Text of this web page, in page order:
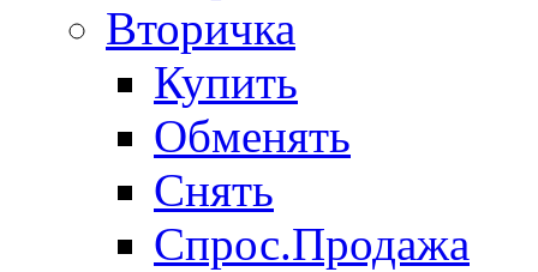
Вторичка
Купить
Обменять
Снять
Спрос.Продажа